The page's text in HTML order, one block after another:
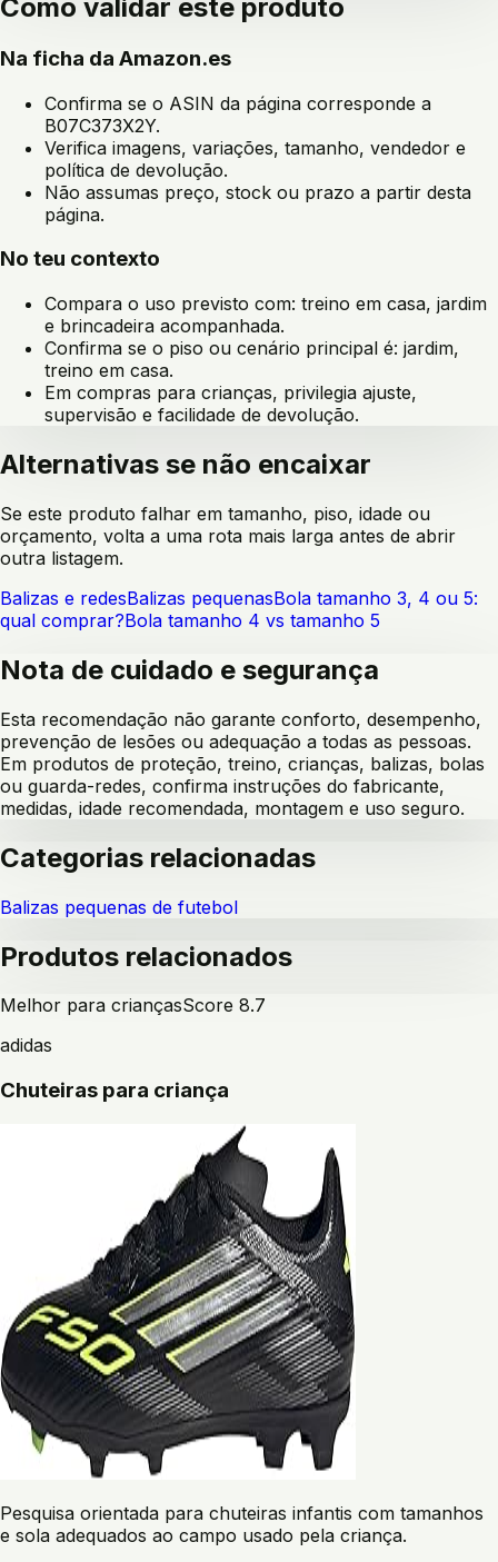
Como validar este produto
Na ficha da Amazon.es
Confirma se o ASIN da página corresponde a
B07C373X2Y.
Verifica imagens, variações, tamanho, vendedor e
política de devolução.
Não assumas preço, stock ou prazo a partir desta
página.
No teu contexto
Compara o uso previsto com: treino em casa, jardim
e brincadeira acompanhada.
Confirma se o piso ou cenário principal é: jardim,
treino em casa.
Em compras para crianças, privilegia ajuste,
supervisão e facilidade de devolução.
Alternativas se não encaixar
Se este produto falhar em tamanho, piso, idade ou
orçamento, volta a uma rota mais larga antes de abrir
outra listagem.
Balizas e redesBalizas pequenasBola tamanho 3, 4 ou 5:
qual comprar?Bola tamanho 4 vs tamanho 5
Nota de cuidado e segurança
Esta recomendação não garante conforto, desempenho,
prevenção de lesões ou adequação a todas as pessoas.
Em produtos de proteção, treino, crianças, balizas, bolas
ou guarda-redes, confirma instruções do fabricante,
medidas, idade recomendada, montagem e uso seguro.
Categorias relacionadas
Balizas pequenas de futebol
Produtos relacionados
Melhor para criançasScore 8.7
adidas
Chuteiras para criança
Pesquisa orientada para chuteiras infantis com tamanhos
e sola adequados ao campo usado pela criança.